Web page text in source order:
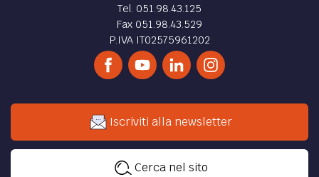
Tel. 051.98.43.125
Fax 051.98.43.529
P.IVA IT02575961202
Iscriviti alla newsletter
Cerca nel sito